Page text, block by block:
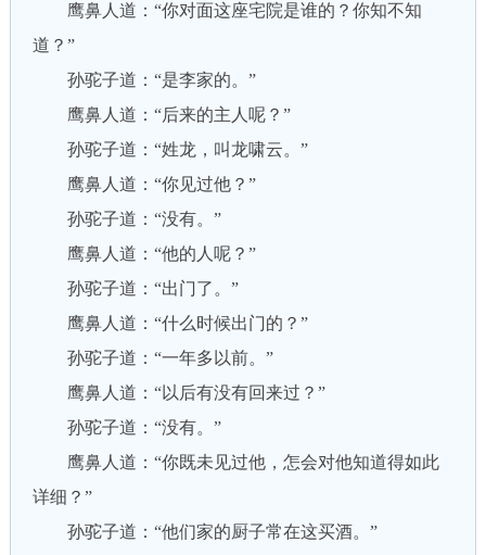
鹰鼻人道：“你对面这座宅院是谁的？你知不知
道？”
孙驼子道：“是李家的。”
鹰鼻人道：“后来的主人呢？”
孙驼子道：“姓龙，叫龙啸云。”
鹰鼻人道：“你见过他？”
孙驼子道：“没有。”
鹰鼻人道：“他的人呢？”
孙驼子道：“出门了。”
鹰鼻人道：“什么时候出门的？”
孙驼子道：“一年多以前。”
鹰鼻人道：“以后有没有回来过？”
孙驼子道：“没有。”
鹰鼻人道：“你既未见过他，怎会对他知道得如此
详细？”
孙驼子道：“他们家的厨子常在这买酒。”